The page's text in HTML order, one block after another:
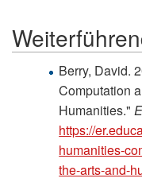
Berry, David.
Computation
Humanities."
https://
humanities-
the-arts-and-